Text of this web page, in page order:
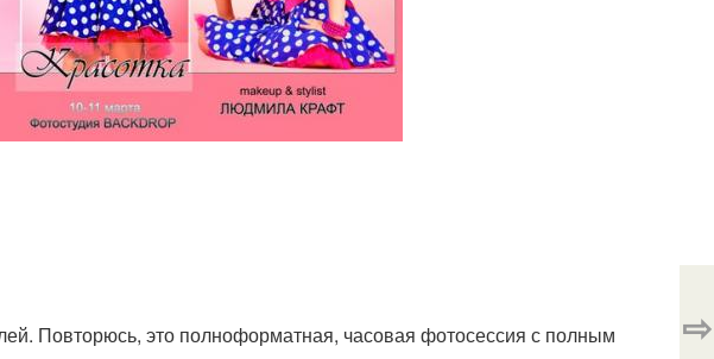
Повторюсь, это полноформатная, часовая фотосессия с полным
⇨